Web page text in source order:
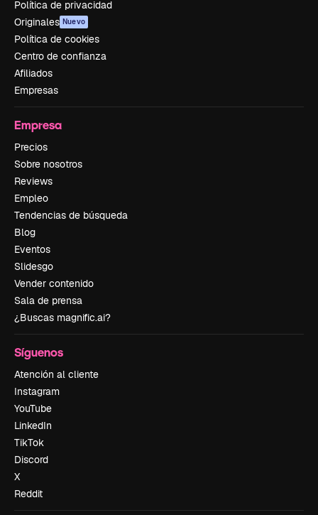
Política de privacidad
Originales Nuevo
Política de cookies
Centro de confianza
Afiliados
Empresas
Empresa
Precios
Sobre nosotros
Reviews
Empleo
Tendencias de búsqueda
Blog
Eventos
Slidesgo
Vender contenido
Sala de prensa
¿Buscas magnific.ai?
Síguenos
Atención al cliente
Instagram
YouTube
LinkedIn
TikTok
Discord
X
Reddit